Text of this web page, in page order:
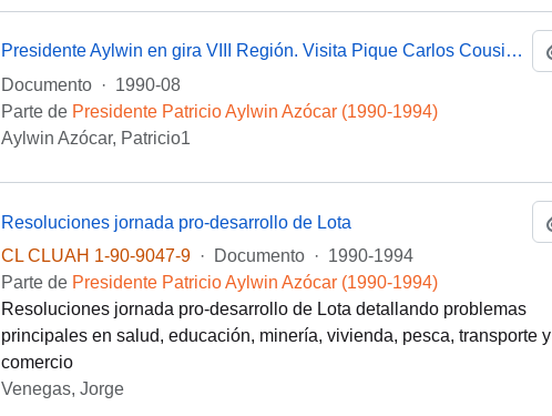
Presidente Aylwin en gira VIII Región. Visita Pique Carlos Cousiño en Lota: video
Documento
· 1990-08
Parte de Presidente Patricio Aylwin Azócar (1990-1994)
Aylwin Azócar, Patricio1
Resoluciones jornada pro-desarrollo de Lota
CL CLUAH 1-90-9047-9
· Documento · 1990-1994
Parte de Presidente Patricio Aylwin Azócar (1990-1994)
Resoluciones jornada pro-desarrollo de Lota detallando problemas
principales en salud, educación, minería, vivienda, pesca, transporte y
comercio
Venegas, Jorge